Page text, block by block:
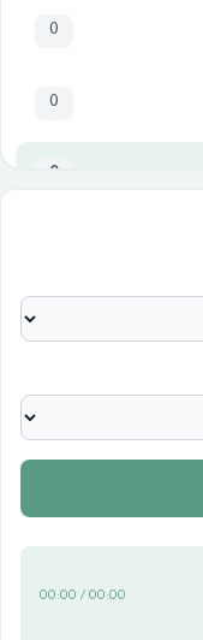
0
0
0
0
00:00 / 00:00